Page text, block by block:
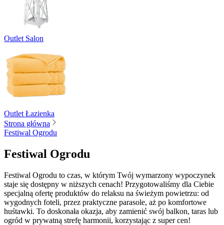
Outlet Salon
Outlet Łazienka
Strona główna
Festiwal Ogrodu
Festiwal Ogrodu
Festiwal Ogrodu to czas, w którym Twój wymarzony wypoczynek
staje się dostępny w niższych cenach! Przygotowaliśmy dla Ciebie
specjalną ofertę produktów do relaksu na świeżym powietrzu: od
wygodnych foteli, przez praktyczne parasole, aż po komfortowe
huśtawki. To doskonała okazja, aby zamienić swój balkon, taras lub
ogród w prywatną strefę harmonii, korzystając z super cen!